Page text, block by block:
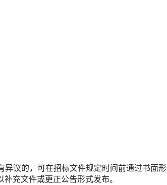
异议的，可在招标文件规定时间前通过书面形
充文件或更正公告形式发布。